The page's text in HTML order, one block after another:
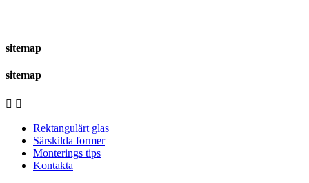
sitemap
sitemap
 
Rektangulärt glas
Särskilda former
Monterings tips
Kontakta